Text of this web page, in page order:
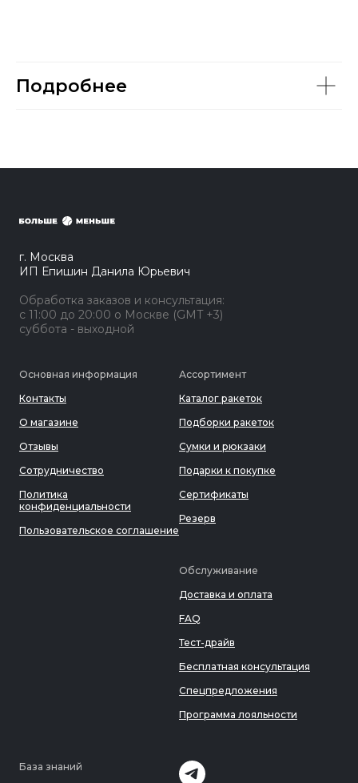
Подробнее
г. Москва
ИП Епишин Данила Юрьевич
Обработка заказов и консультация:
с 11:00 до 20:00 о Москве (GMT +3)
суббота - выходной
Основная информация
Контакты
О магазине
Отзывы
Сотрудничество
Политика
конфиденциальности
Пользовательское соглашение
Ассортимент
Каталог ракеток
Подборки ракеток
Сумки и рюкзаки
Подарки к покупке
Сертификаты
Резерв
Обслуживание
Доставка и оплата
FAQ
Тест-драйв
Бесплатная консультация
Спецпредложения
Программа лояльности
База знаний